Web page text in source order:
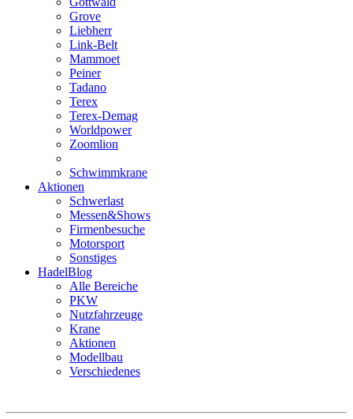
Grove
Liebherr
Link-Belt
Mammoet
Peiner
Tadano
Terex
Terex-Demag
Worldpower
Zoomlion
Schwimmkrane
Aktionen
Schwerlast
Messen&Shows
Firmenbesuche
Motorsport
Sonstiges
HadelBlog
Alle Bereiche
PKW
Nutzfahrzeuge
Krane
Aktionen
Modellbau
Verschiedenes